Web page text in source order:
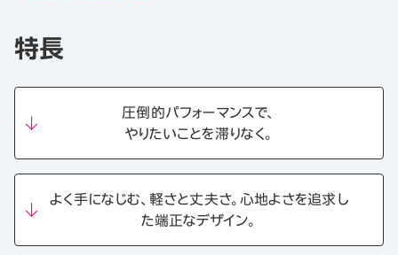
特長
圧倒的パフォーマンスで、
やりたいことを滞りなく。
よく手になじむ、軽さと丈夫さ。心地よさを追求し
た端正なデザイン。